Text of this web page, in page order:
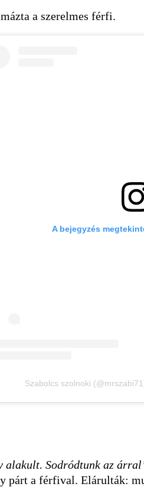
a szerelmes férfi.
A bejegyzés
Szabolcs szolnoki
alakult. Sodródtunk az
párt a férfival. Elárulták: